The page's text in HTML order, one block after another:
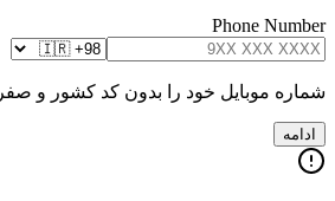
Phone Number
شماره موبایل خود را بدون کد کشور و صفر
ادامه